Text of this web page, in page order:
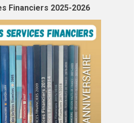
Financiers 2025-2026